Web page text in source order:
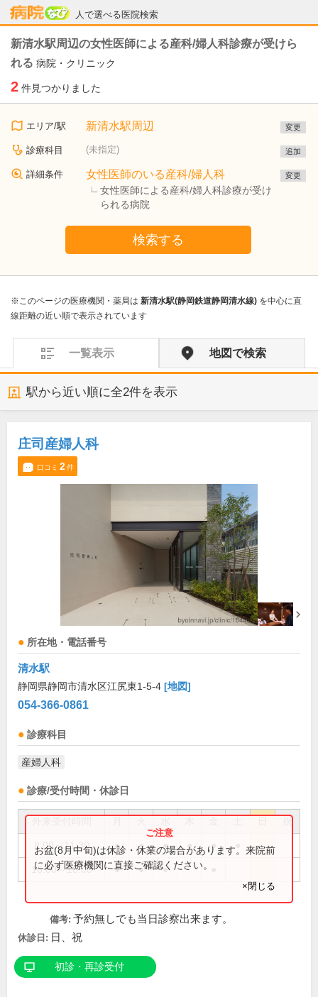
人で選べる医院検索
病院なび
新清水駅周辺の女性医師による産科/婦人科診療が受けら
れる 病院・クリニック
2 件見つかりました
エリア/駅 新清水駅周辺 変更
診療科目 (未指定) 追加
詳細条件 女性医師のいる産科/婦人科
女性医師による産科/婦人科診療が受け
られる病院
変更
検索する
※このページの医療機関・薬局は 新清水駅(静岡鉄道静岡清水線) を中心に直
線距離の近い順で表示されています
一覧表示 地図で検索
駅から近い順に全2件を表示
庄司産婦人科
口コミ 2件
所在地・電話番号
清水駅
静岡県静岡市清水区江尻東1-5-4 [地図]
054-366-0861
診療科目
産婦人科
診療/受付時間・休診日
祝
8:00～11:30 ● ● ● ● ●
16:00～18:00 ● ● ●
お盆(8月中旬)は休診・休業の場合があります。来院前
に必ず医療機関に直接ご確認ください。
×閉じる
備考: 予約無しでも当日診察出来ます。
休診日: 日、祝
初診・再診受付